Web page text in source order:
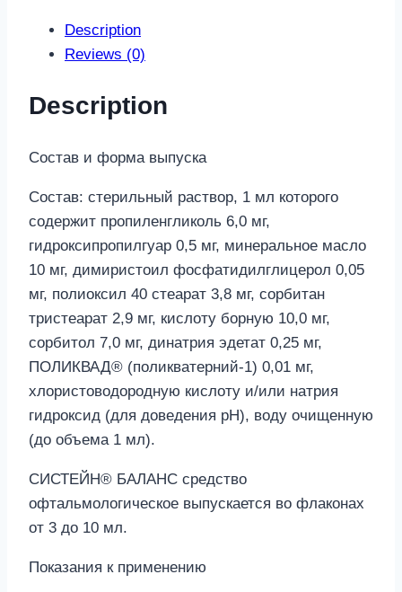
Description
Reviews (0)
Description
Состав и форма выпуска
Состав: стерильный раствор, 1 мл которого
содержит пропиленгликоль 6,0 мг,
гидроксипропилгуар 0,5 мг, минеральное масло
10 мг, димиристоил фосфатидилглицерол 0,05
мг, полиоксил 40 стеарат 3,8 мг, сорбитан
тристеарат 2,9 мг, кислоту борную 10,0 мг,
сорбитол 7,0 мг, динатрия эдетат 0,25 мг,
ПОЛИКВАД® (поликватерний-1) 0,01 мг,
хлористоводородную кислоту и/или натрия
гидроксид (для доведения pH), воду очищенную
(до объема 1 мл).
СИСТЕЙН® БАЛАНС средство
офтальмологическое выпускается во флаконах
от 3 до 10 мл.
Показания к применению